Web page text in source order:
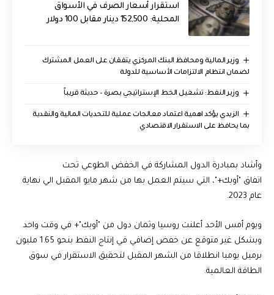
استقرار أسعار الصرف في الأسواق
المحلية: 152,500 دينار مقابل 100 دولار
وزير المالية ومحافظ البنك المركزي يتفقان على العمل المشترك
لضمان انتظام الالتزامات الأساسية للدولة
وزير النفط: تشغيل الخط الإستراتيجي بصرة – حديثة قريباً
الزيدي يؤكد اهمية اعتماد معالجات عملية للتحديات المالية والنقدية
بما يحافظ على الاستقرار الاقتصادي
وأشاد بمبادرة الدول المشاركة في الخفض الطوعي تحت
اتفاق "أوبك+"، التي سيتم العمل بها من شهر مايو المقبل الي نهاية
عام 2023.
ويوم أمس الأحد أعلنت روسيا وثمان دول من "أوبك"+ في وقت واحد
وبشكل غير متوقع عن خفض إضافي في إنتاج النفط بنحو 1.65 مليون
برميل يوميا انطلاقا من الشهر المقبل لتحقيق الاستقرار في سوق
الطاقة العالمية.